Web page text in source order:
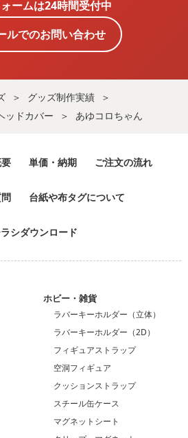
ームは24時間受付中
ルでのお問い合わせ
グッズ制作実績
ッドカバー あゆコロちゃん
単価・納期 ご注文の流れ
台紙や布タグについて
シダウンロード
ホビー・雑貨
ラバーキーホルダー（立体）
ラバーキーホルダー（2D）
フィギュアストラップ
空洞フィギュア
クッションストラップ
スチール缶ケース
マグネットシート